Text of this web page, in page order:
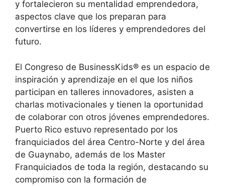
y fortalecieron su mentalidad emprendedora,
aspectos clave que los preparan para
convertirse en los líderes y emprendedores del
futuro.
El Congreso de BusinessKids® es un espacio de
inspiración y aprendizaje en el que los niños
participan en talleres innovadores, asisten a
charlas motivacionales y tienen la oportunidad
de colaborar con otros jóvenes emprendedores.
Puerto Rico estuvo representado por los
franquiciados del área Centro-Norte y del área
de Guaynabo, además de los Master
Franquiciados de toda la región, destacando su
compromiso con la formación de